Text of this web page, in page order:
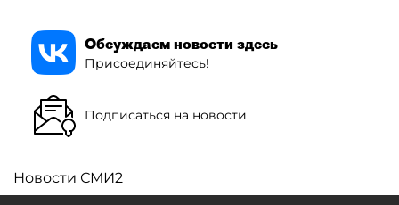
Обсуждаем новости здесь
Присоединяйтесь!
Подписаться на новости
Новости СМИ2